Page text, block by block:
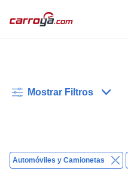
Mostrar Filtros
Automóviles y Camionetas